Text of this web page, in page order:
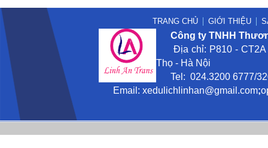
TRANG CHỦ GIỚI THIỆU
Công ty TNHH
Địa chỉ: P810 - CT2A
Thọ - Hà Nội
Tel: 024.3200 6777/
Email: xedulichlinhan@gmail .com;